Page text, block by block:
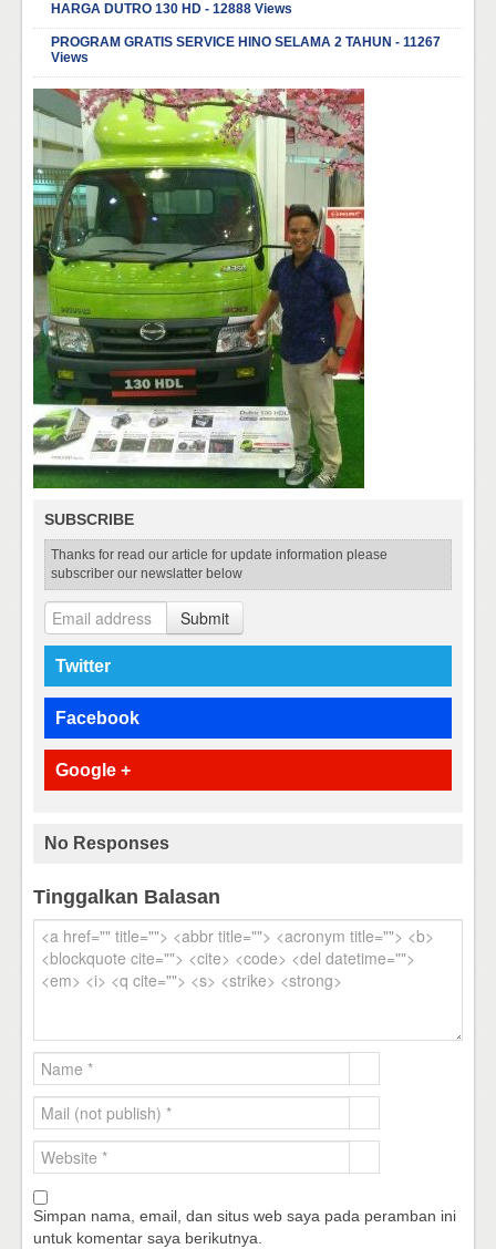
HARGA DUTRO 130 HD - 12888 Views
PROGRAM GRATIS SERVICE HINO SELAMA 2 TAHUN - 11267
Views
SUBSCRIBE
Thanks for read our article for update information please
subscriber our newslatter below
Submit
Twitter
Facebook
Google +
No Responses
Tinggalkan Balasan
Simpan nama, email, dan situs web saya pada peramban ini
untuk komentar saya berikutnya.